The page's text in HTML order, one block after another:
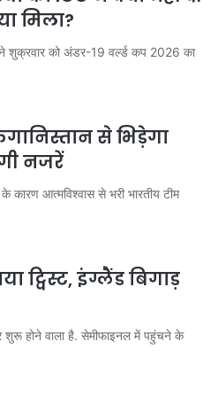
मिला?
को अंडर-19 वर्ल्ड कप 2026 का
से भिड़ेगा
नजरें
आत्मविश्वास से भरी भारतीय टीम
ट्विस्ट, इंग्लैंड बिगाड़
शुरू होने वाला है. सेमीफाइनल में पहुंचने के